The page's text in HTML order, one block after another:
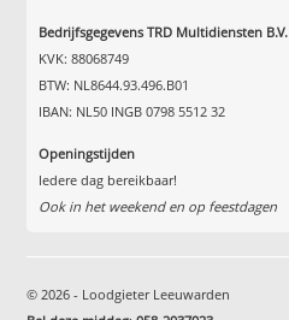
Bedrijfsgegevens TRD Multidiensten B.V.
KVK: 88068749
BTW: NL8644.93.496.B01
IBAN: NL50 INGB 0798 5512 32
Openingstijden
Iedere dag bereikbaar!
Ook in het weekend en op feestdagen
© 2026 - Loodgieter Leeuwarden